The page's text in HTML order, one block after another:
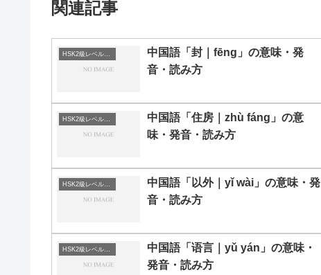
関連記事
中国語「封｜fēng」の意味・発
音・読み方
中国語「住房｜zhù fáng」の意
味・発音・読み方
中国語「以外｜yǐ wài」の意味・発
音・読み方
中国語「语言｜yǔ yán」の意味・
発音・読み方